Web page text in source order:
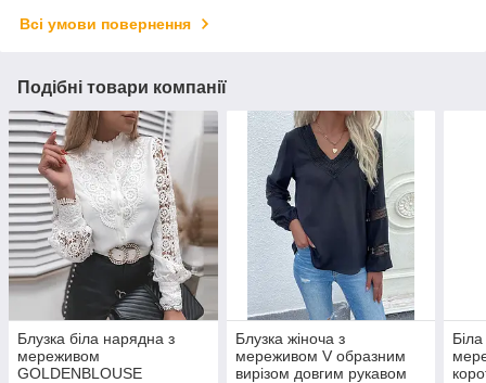
Всі умови повернення
Подібні товари компанії
Блузка біла нарядна з
мереживом
GOLDENBLOUSE
Блузка жіноча з
мереживом V образним
вирізом довгим рукавом